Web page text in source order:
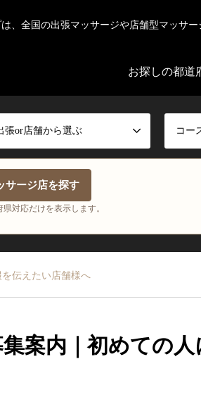
、全国の出張マッサージや店舗型マッサ
お探しの都道
張or店舗から選ぶ コー
サージ店を探す
対応だけを表示します。
伝えたい店舗様へ
案内｜初めての人